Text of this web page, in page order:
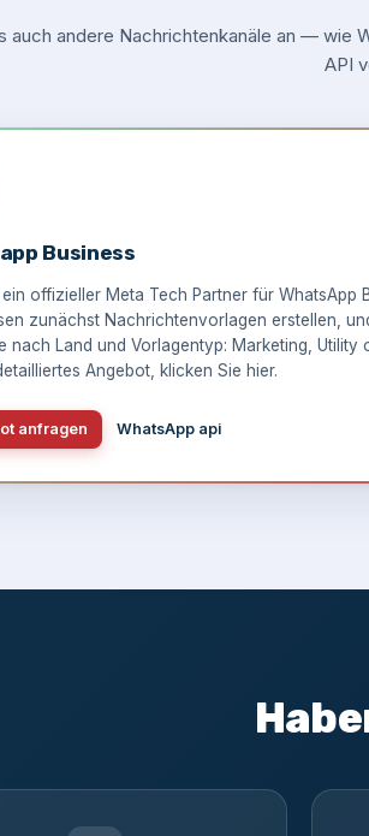
auch andere Nachrichtenkanäle an — wie
API
Business
offizieller Meta Tech Partner für WhatsApp
zunächst Nachrichtenvorlagen erstellen,
nach Land und Vorlagentyp: Marketing, Utility
Angebot, klicken Sie hier.
anfragen WhatsApp api